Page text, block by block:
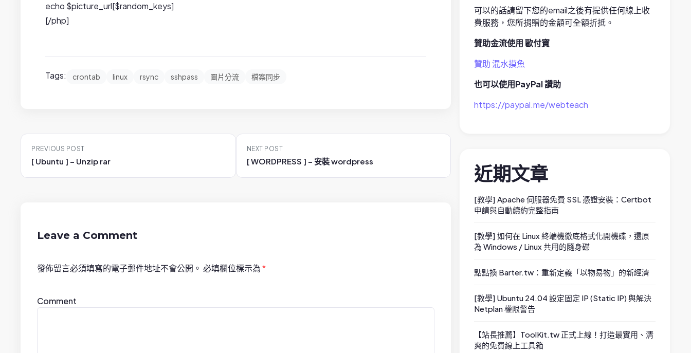
echo $picture_url[$random_keys]
[/php]
Tags: crontab linux rsync sshpass 圖片分流 檔案同步
PPREVIOUS POST
[ Ubuntu ] – Unzip rar
NEXT POST
[ WORDPRESS ] – 安裝 wordpress
Leave a Comment
發佈留言必須填寫的電子郵件地址不會公開。 必填欄位標示為*
Comment
可以的話請留下您的email之後有提供任何線上收
費服務，您所捐贈的金額可全額折抵。
贊助金流使用 歐付寶
贊助 混水摸魚
也可以使用PayPal 讚助
https://paypal.me/webteach
近期文章
[教學] Apache 伺服器免費 SSL 憑證安裝：Certbot
申請與自動續約完整指南
[教學] 如何在 Linux 終端機徹底格式化開機碟，還原
為 Windows / Linux 共用的隨身碟
點點換 Barter.tw：重新定義「以物易物」的新經濟
[教學] Ubuntu 24.04 設定固定 IP (Static IP) 與解決
Netplan 權限警告
【站長推薦】ToolKit.tw 正式上線！打造最實用、清
爽的免費線上工具箱